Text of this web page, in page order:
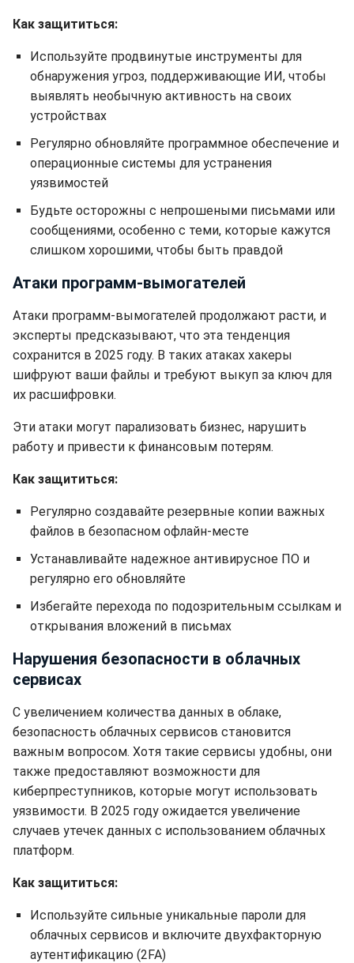
Как защититься:
Используйте продвинутые инструменты для
обнаружения угроз, поддерживающие ИИ, чтобы
выявлять необычную активность на своих
устройствах
Регулярно обновляйте программное обеспечение и
операционные системы для устранения
уязвимостей
Будьте осторожны с непрошеными письмами или
сообщениями, особенно с теми, которые кажутся
слишком хорошими, чтобы быть правдой
Атаки программ-вымогателей
Атаки программ-вымогателей продолжают расти, и
эксперты предсказывают, что эта тенденция
сохранится в 2025 году. В таких атаках хакеры
шифруют ваши файлы и требуют выкуп за ключ для
их расшифровки.
Эти атаки могут парализовать бизнес, нарушить
работу и привести к финансовым потерям.
Как защититься:
Регулярно создавайте резервные копии важных
файлов в безопасном офлайн-месте
Устанавливайте надежное антивирусное ПО и
регулярно его обновляйте
Избегайте перехода по подозрительным ссылкам и
открывания вложений в письмах
Нарушения безопасности в облачных
сервисах
С увеличением количества данных в облаке,
безопасность облачных сервисов становится
важным вопросом. Хотя такие сервисы удобны, они
также предоставляют возможности для
киберпреступников, которые могут использовать
уязвимости. В 2025 году ожидается увеличение
случаев утечек данных с использованием облачных
платформ.
Как защититься:
Используйте сильные уникальные пароли для
облачных сервисов и включите двухфакторную
аутентификацию (2FA)